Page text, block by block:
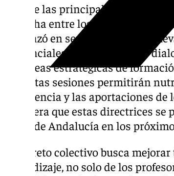
Una de las principales
estrecha entre los ocho
comenzó en septiembre. Esta
presenciales para concretar y
las líneas estratégicas de
que estas sesiones permitirán
experiencia y las aportaciones
se espera que estas directrices
Junta de Andalucía en los
«Este reto colectivo busca
aprendizaje, no solo de los